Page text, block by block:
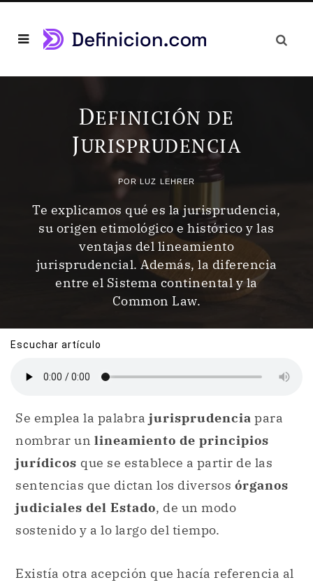
DEFINICIÓN DE
JURISPRUDENCIA
PORLUZ LEHRER
Te explicamos qué es la jurisprudencia,
su origen etimológico e histórico y las
ventajas del lineamiento
jurisprudencial. Además, la diferencia
entre el Sistema continental y la
Common Law.
Escuchar artículo
Se emplea la palabra jurisprudencia para
nombrar un lineamiento de principios
jurídicos que se establece a partir de las
sentencias que dictan los diversos órganos
judiciales del Estado, de un modo
sostenido y a lo largo del tiempo.
Existía otra acepción que hacía referencia al